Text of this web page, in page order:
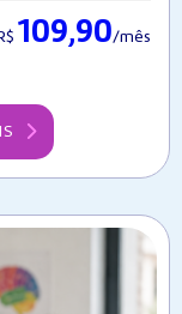
109,90/mês